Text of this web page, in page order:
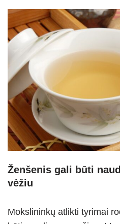
Ženšenis gali būti
vėžiu
Mokslininkų atlikti tyrimai